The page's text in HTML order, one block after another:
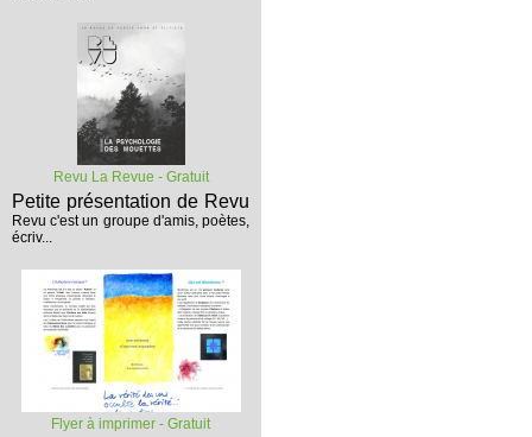
Revu La Revue - Gratuit
Petite présentation de Revu
Revu c'est un groupe d'amis, poètes,
écriv...
Flyer à imprimer - Gratuit